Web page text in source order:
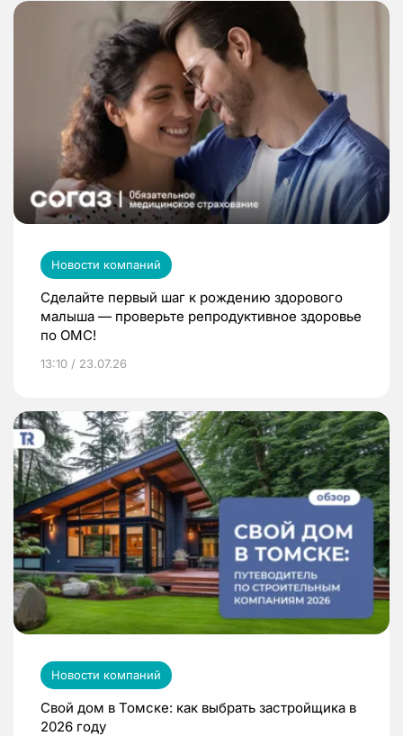
Новости компаний
Сделайте первый шаг к рождению здорового
малыша — проверьте репродуктивное здоровье
по ОМС!
13:10 / 23.07.26
Новости компаний
Свой дом в Томске: как выбрать застройщика в
2026 году